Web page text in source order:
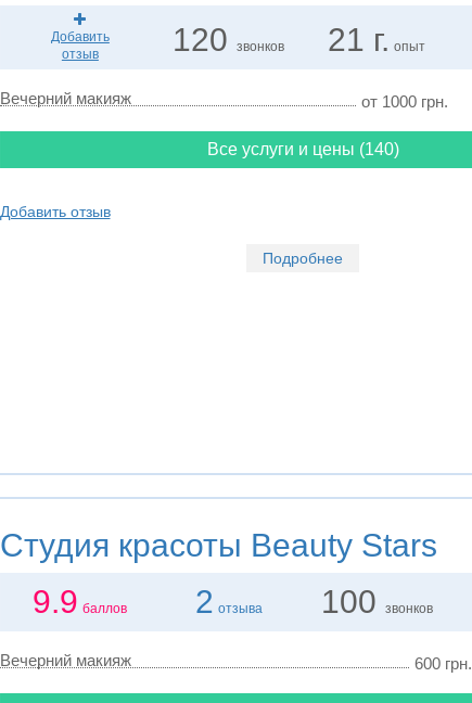
Добавить
отзыв
120звонков 21 г. опыт
Вечерний макияж от 1000 грн.
Все услуги и цены (140)
Добавить отзыв
Подробнее
Студия красоты Beauty Stars
9.9 баллов 2 отзыва 100 звонков
Вечерний макияж 600 грн.